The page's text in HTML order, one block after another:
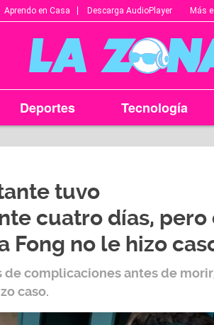
Aprendo en Casa Descarga AudioPlayer Más
Deportes Tecnología
tuvo
cuatro días, pero
Fong no le hizo
de complicaciones antes de
caso.
LA ZONA EN TU CIUDAD
Trujillo
FM